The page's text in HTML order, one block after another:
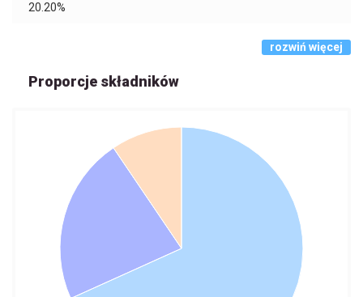
20.20%
rozwiń więcej
Proporcje składników